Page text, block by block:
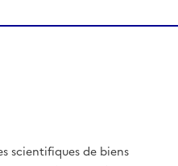
scientifiques de biens